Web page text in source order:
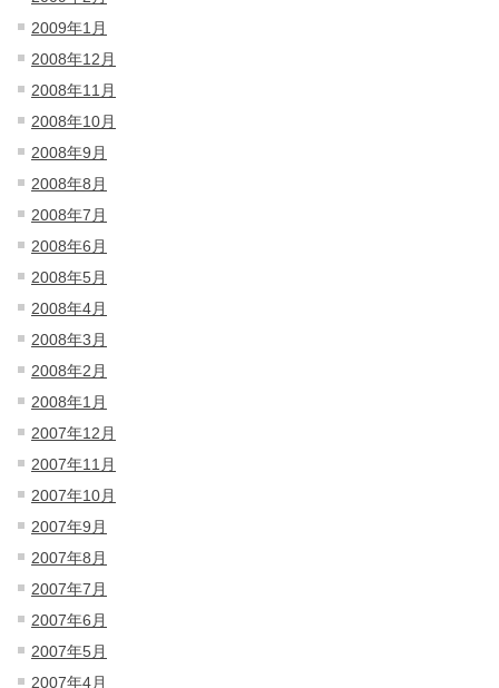
2009年1月
2008年12月
2008年11月
2008年10月
2008年9月
2008年8月
2008年7月
2008年6月
2008年5月
2008年4月
2008年3月
2008年2月
2008年1月
2007年12月
2007年11月
2007年10月
2007年9月
2007年8月
2007年7月
2007年6月
2007年5月
2007年4月